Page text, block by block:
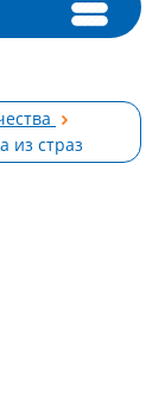
из страз